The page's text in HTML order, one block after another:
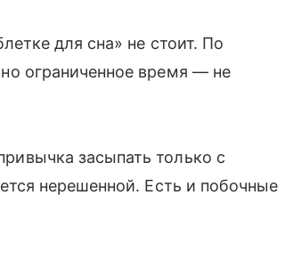
для сна» не стоит. По
ограниченное время — не
засыпать только с
нерешенной. Есть и побочные